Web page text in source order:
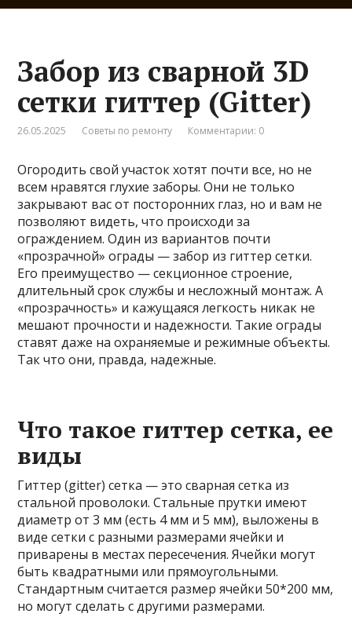
Забор из сварной 3D
сетки гиттер (Gitter)
26.05.2025 Советы по ремонту Комментарии: 0
Огородить свой участок хотят почти все, но не
всем нравятся глухие заборы. Они не только
закрывают вас от посторонних глаз, но и вам не
позволяют видеть, что происходи за
ограждением. Один из вариантов почти
«прозрачной» ограды — забор из гиттер сетки.
Его преимущество — секционное строение,
длительный срок службы и несложный монтаж. А
«прозрачность» и кажущаяся легкость никак не
мешают прочности и надежности. Такие ограды
ставят даже на охраняемые и режимные объекты.
Так что они, правда, надежные.
Что такое гиттер сетка, ее
виды
Гиттер (gitter) сетка — это сварная сетка из
стальной проволоки. Стальные прутки имеют
диаметр от 3 мм (есть 4 мм и 5 мм), выложены в
виде сетки с разными размерами ячейки и
приварены в местах пересечения. Ячейки могут
быть квадратными или прямоугольными.
Стандартным считается размер ячейки 50*200 мм,
но могут сделать с другими размерами.